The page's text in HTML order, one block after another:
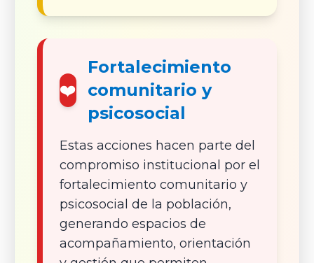
❤️
Fortalecimiento
comunitario y
psicosocial
Estas acciones hacen parte del
compromiso institucional por el
fortalecimiento comunitario y
psicosocial de la población,
generando espacios de
acompañamiento, orientación